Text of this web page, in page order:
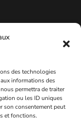
des technologies
informations des
permettra de traiter
ou les ID uniques
son consentement peut
et fonctions.